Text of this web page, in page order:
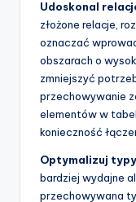
Udoskonal
złożone relacje,
oznaczać
obszarach o
zmniejszyć
przechowywanie
elementów w
konieczność
Optymalizuj
bardziej wydajne
przechowywana